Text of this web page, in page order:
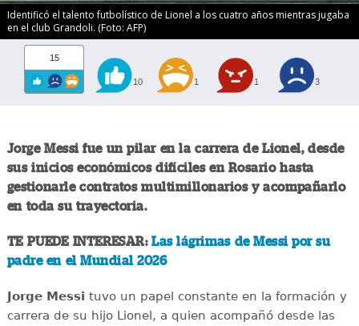
Identificó el talento futbolístico de Lionel a los cuatro años mientras jugaba
en el club Grandoli. (Foto: AFP)
15
10 1 1 3
Jorge Messi fue un pilar en la carrera de Lionel, desde
sus inicios económicos difíciles en Rosario hasta
gestionarle contratos multimillonarios y acompañarlo
en toda su trayectoria.
TE PUEDE INTERESAR:Las lágrimas de Messi por su
padre en el Mundial 2026
Jorge Messi tuvo un papel constante en la formación y
carrera de su hijo Lionel, a quien acompañó desde las